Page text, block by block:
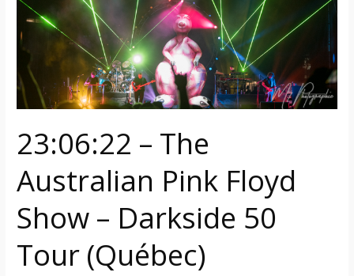
23:06:22 – The
Australian Pink Floyd
Show – Darkside 50
Tour (Québec)
Floyd
Show
–
Darkside
50
Tour